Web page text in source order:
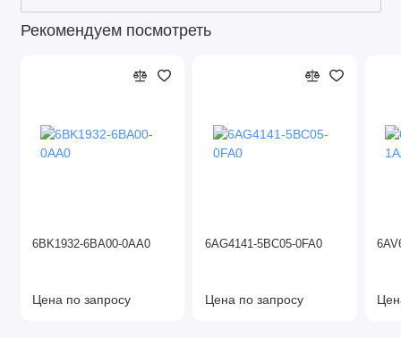
Рекомендуем посмотреть
6BK1932-6BA00-0AA0
Цена по запросу
6AG4141-5BC05-0FA0
Цена по запросу